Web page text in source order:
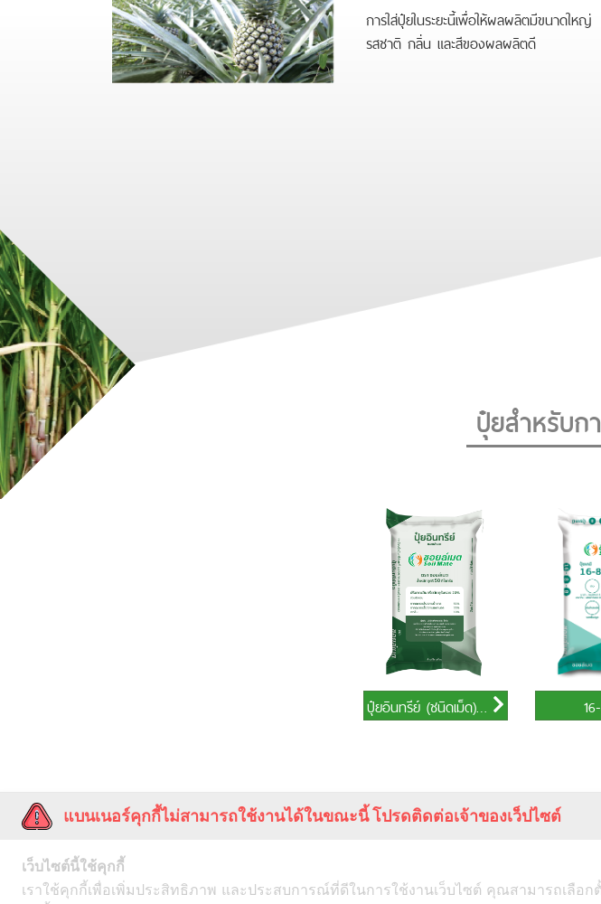
การใส่ปุ๋ยในระยะนี้เพื่อให้ผลผลิตมีขนาดใหญ่
รสชาติ กลิ่น และสีของผลผลิตดี
ปุ๋ยสำหรับก
ปุ๋ยอินทรีย์ (ชนิดเม็ด) ขนาด 50 กิโลกรัม
เลขที่ 2 อาคารเพลินจิตเซ็นเตอร์ ชั้น 3 ซ.สุขุมวิท 2 ถ.สุขุมวิท
แบนเนอร์คุกกี้ไม่สามารถใช้งานได้ในขณะนี้ โปรดติดต่อเจ้าของเว็ปไซต์
เว็บไซต์นี้ใช้คุกกี้
เราใช้คุกกี้เพื่อเพิ่มประสิทธิภาพ และประสบการณ์ที่ดีในการใช้งานเว็บไซต์ คุณสามารถเลือ